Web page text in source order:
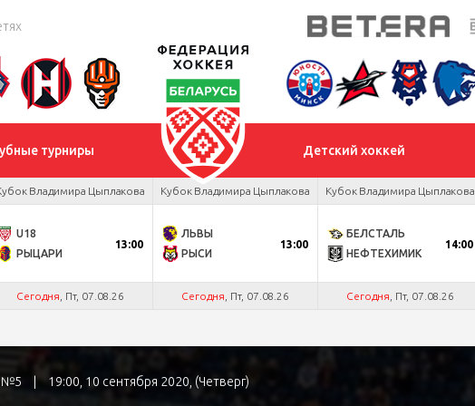
турниры Детский хоккей
Владимира Цыплакова
U18
РЫЦАРИ
13:00
Сегодня , Пт, 07.08.26
Кубок Владимира Цыплакова
ЛЬВЫ
РЫСИ
13:00
Сегодня , Пт, 07.08.26
Кубок Владимира Цыплакова
БЕЛСТАЛЬ
НЕФТЕХИМИК
14:00
Сегодня , Пт, 07.08.26
№5 | 19:00, 10 сентября 2020, (Четверг)